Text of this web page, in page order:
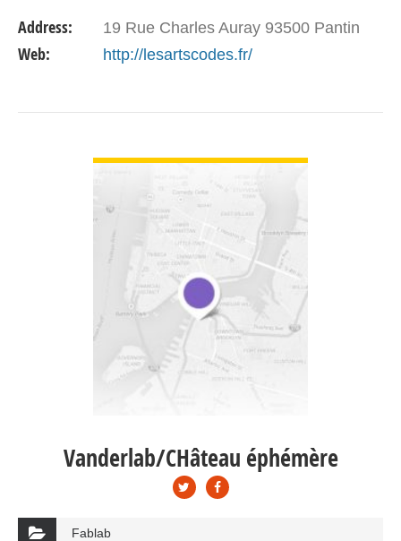
Address: 19 Rue Charles Auray 93500 Pantin
Web: http://lesartscodes.fr/
Vanderlab/CHâteau éphémère
Fablab